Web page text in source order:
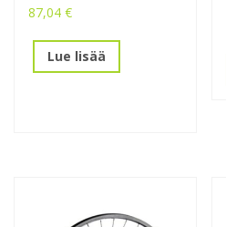
87,04 €
Lue lisää